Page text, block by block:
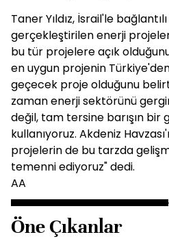
Taner Yıldız, İsrail'le
gerçekleştirilen enerji
bu tür projelere açık
en uygun projenin
geçecek proje olduğunu
zaman enerji sektörünü
değil, tam tersine barışın bir
kullanıyoruz. Akdeniz
projelerin de bu tarzda
temenni ediyoruz" dedi.
AA
Öne Çıkanlar